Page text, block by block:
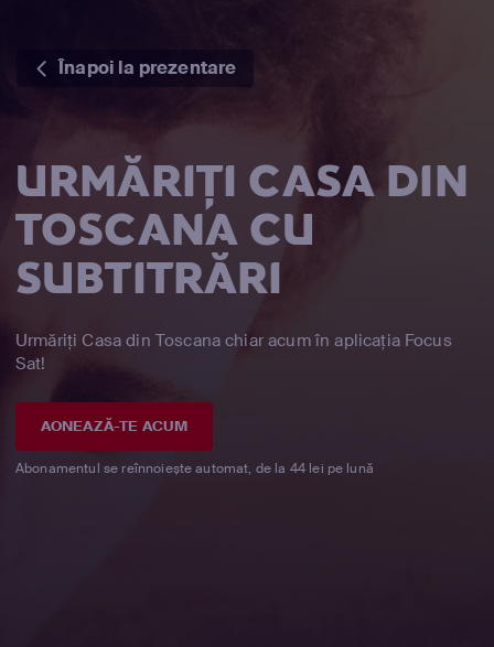
Înapoi la prezentare
URMĂRIȚI CASA DIN
TOSCANA CU
SUBTITRĂRI
Urmăriți Casa din Toscana chiar acum în aplicația Focus
Sat!
AONEAZĂ-TE ACUM
Abonamentul se reînnoiește automat, de la 44 lei pe lună